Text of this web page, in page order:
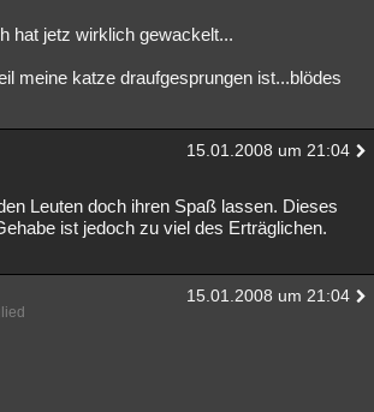
hat jetz wirklich gewackelt...
meine katze draufgesprungen ist...blödes
15.01.2008 um 21:04
Leuten doch ihren Spaß lassen. Dieses
ist jedoch zu viel des Erträglichen.
15.01.2008 um 21:04